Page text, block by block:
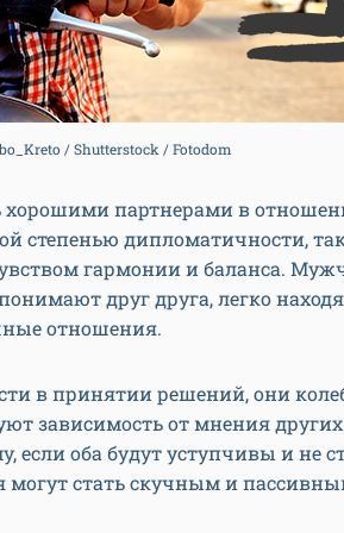
/ Shutterstock / Fotodom
партнерами в
степенью дипломатичности,
гармонии и баланса.
друг друга, легко
отношения.
в принятии решений, они
зависимость от мнения
если оба будут уступчивы и не
стать скучным и